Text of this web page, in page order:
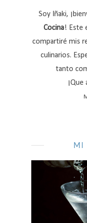
Soy Iñaki,
Cocina! Este
compartiré mis
culinarios.
tanto
¡Que
MI